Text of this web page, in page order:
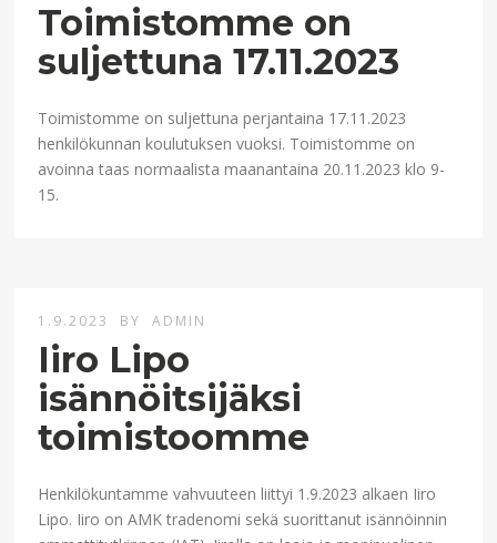
Toimistomme on
suljettuna 17.11.2023
Toimistomme on suljettuna perjantaina 17.11.2023
henkilökunnan koulutuksen vuoksi. Toimistomme on
avoinna taas normaalista maanantaina 20.11.2023 klo 9-
15.
1.9.2023 BY ADMIN
Iiro Lipo
isännöitsijäksi
toimistoomme
Henkilökuntamme vahvuuteen liittyi 1.9.2023 alkaen Iiro
Lipo. Iiro on AMK tradenomi sekä suorittanut isännöinnin